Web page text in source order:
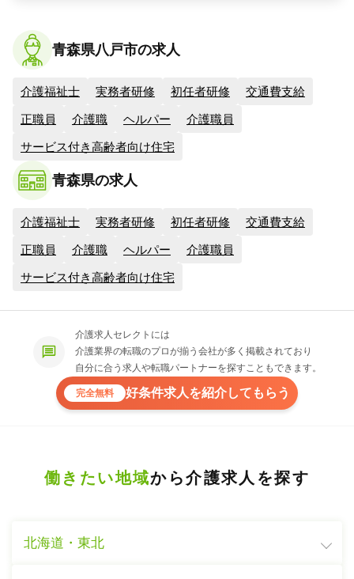
青森県八戸市の求人
介護福祉士 実務者研修 初任者研修 交通費支給
正職員 介護職 ヘルパー 介護職員
サービス付き高齢者向け住宅
青森県の求人
介護福祉士 実務者研修 初任者研修 交通費支給
正職員 介護職 ヘルパー 介護職員
サービス付き高齢者向け住宅
介護求人セレクトには
介護業界の転職のプロが揃う会社が多く掲載されており
自分に合う求人や転職パートナーを探すこともできます。
完全無料 好条件求人を紹介してもらう
働きたい地域から介護求人を探す
北海道・東北